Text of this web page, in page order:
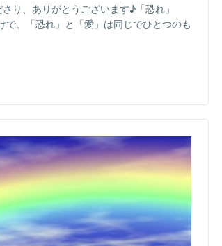
、ありがとうございます♪「恐れ」
、「恐れ」と「愛」は同じでひとつのも